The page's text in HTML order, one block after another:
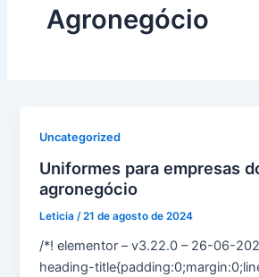
Agronegócio
Uncategorized
Uniformes para empresas
agronegócio
Leticia/21 de agosto de 2024
/*! elementor – v3.22.0 – 26-06-
heading-